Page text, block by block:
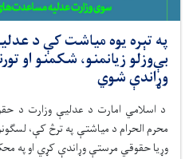
په تېره یوه میاشت کې د
بې‌وزلو زیانمنو، شکمنو او
وړاندې شوي
د اسلامي امارت د عدلیې وزارت د
محرم الحرام د میاشتې په ترڅ کې،
وړیا حقوقي مرستې وړاندې کړي او په